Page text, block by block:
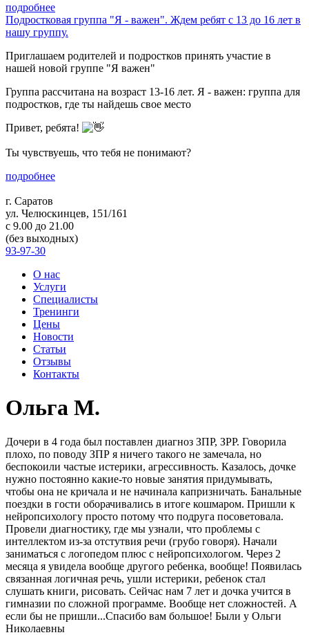
подробнее
Подростковая группа "Я - важен". Ждем ребят с 13 до 16 лет в
нашу группу.
Приглашаем родителей и подростков принять участие в
нашей новой группе "Я важен"
Группа рассчитана на возраст 13-16 лет. Я - важен: группа для
подростков, где ты найдешь свое место
Привет, ребята!
Ты чувствуешь, что тебя не понимают?
подробнее
г. Саратов
ул. Челюскинцев, 151/161
c 9.00 до 21.00
(без выходных)
93-97-30
О нас
Услуги
Специалисты
Тренинги
Цены
Новости
Статьи
Отзывы
Контакты
Ольга М.
Дочери в 4 года был поставлен диагноз ЗПР, ЗРР. Говорила
плохо, по поводу ЗПР я ничего такого не замечала, но
беспокоили частые истерики, агрессивность. Казалось, дочке
нужно постоянно какие-то новые занятия придумывать,
чтобы она не кричала и не начинала капризничать. Банальные
поездки в гости оборачивались в итоге кошмаром. Пришли к
нейропсихологу просто потому что подруга посоветовала.
Провели диагностику, где мы узнали, что проблемы с
интеллектом из-за отстутвия речи (грубо говоря). Начали
заниматься с логопедом плюс с нейропсихологом. Через 2
месяца я увидела вообще другого ребенка, вообще! Появилась
связанная логичная речь, ушли истерики, ребенок стал
слушать книги, рисовать. Сейчас нам 7 лет и дочка учится в
гимназии по сложной программе. Вообще нет сложностей. А
если бы не пришли...Спасибо вам большое! Были у Ольги
Николаевны